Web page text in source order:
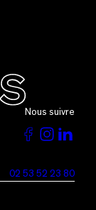
Nous suivre
Voir
page
Voir
page
02 53 52 23 80